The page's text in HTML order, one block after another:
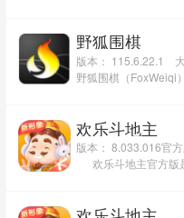
野狐围棋
版本： 115.6.22.1
欢乐斗地主
版本： 8.033.016官